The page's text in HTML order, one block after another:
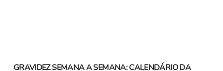
GRAVIDEZ SEMANA A SEMANA: CALENDÁRIO DA